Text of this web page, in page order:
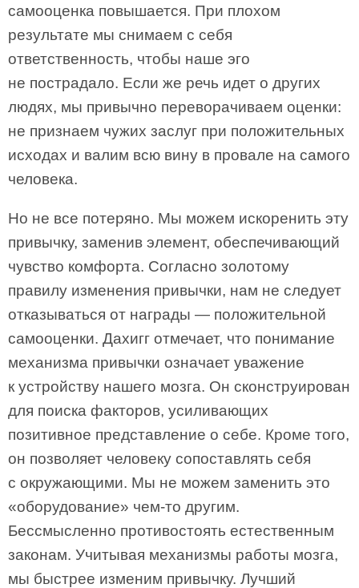
самооценка повышается. При плохом
результате мы снимаем с себя
ответственность, чтобы наше эго
не пострадало. Если же речь идет о других
людях, мы привычно переворачиваем оценки:
не признаем чужих заслуг при положительных
исходах и валим всю вину в провале на самого
человека.
Но не все потеряно. Мы можем искоренить эту
привычку, заменив элемент, обеспечивающий
чувство комфорта. Согласно золотому
правилу изменения привычки, нам не следует
отказываться от награды — положительной
самооценки. Дахигг отмечает, что понимание
механизма привычки означает уважение
к устройству нашего мозга. Он сконструирован
для поиска факторов, усиливающих
позитивное представление о себе. Кроме того,
он позволяет человеку сопоставлять себя
с окружающими. Мы не можем заменить это
«оборудование» чем-то другим.
Бессмысленно противостоять естественным
законам. Учитывая механизмы работы мозга,
мы быстрее изменим привычку. Лучший